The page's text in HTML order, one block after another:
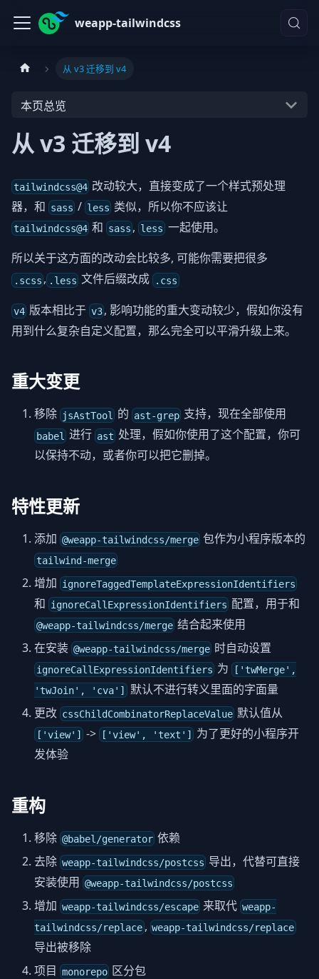
weapp-tailwindcss
从 v3 迁移到 v4
本页总览
从 v3 迁移到 v4
tailwindcss@4 改动较大，直接变成了一个样式预处理
器，和 sass / less 类似，所以你不应该让
tailwindcss@4 和 sass , less 一起使用。
所以关于这方面的改动会比较多, 可能你需要把很多
.scss , .less 文件后缀改成 .css
v4 版本相比于v3 , 影响功能的重大变动较少，假如你没有
用到什么复杂自定义配置，那么完全可以平滑升级上来。
重大变更
移除 jsAstTool 的 ast-grep 支持，现在全部使用
babel 进行 ast 处理，假如你使用了这个配置，你可
以保持不动，或者你可以把它删掉。
特性更新
添加 @weapp-tailwindcss/merge 包作为小程序版本的
tailwind-merge
增加 ignoreTaggedTemplateExpressionIdentifiers
和 ignoreCallExpressionIdentifiers 配置，用于和
@weapp-tailwindcss/merge 结合起来使用
在安装 @weapp-tailwindcss/merge 时自动设置
ignoreCallExpressionIdentifiers 为 ['twMerge',
'twJoin', 'cva'] 默认不进行转义里面的字面量
更改 cssChildCombinatorReplaceValue 默认值从
['view'] -> ['view', 'text']
为了更好的小程序开
发体验
重构
移除 @babel/generator 依赖
去除 weapp-tailwindcss/postcss 导出，代替可直接
安装使用 @weapp-tailwindcss/postcss
增加 weapp-tailwindcss/escape 来取代weapp-
tailwindcss/replace, weapp-tailwindcss/replace
导出被移除
项目 monorepo 区分包